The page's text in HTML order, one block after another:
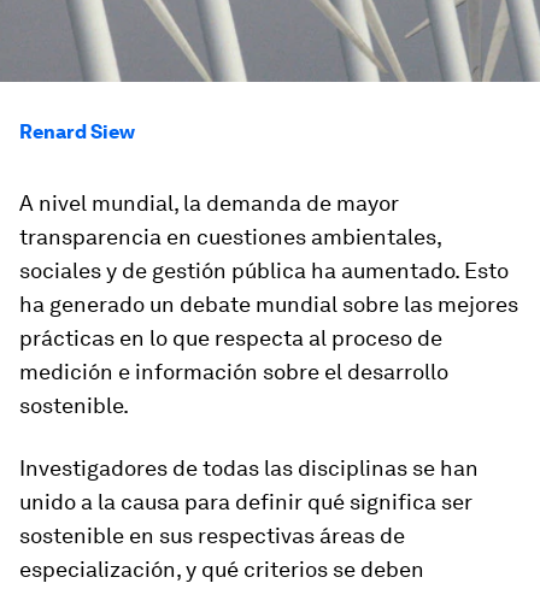
Renard Siew
A nivel mundial, la demanda de mayor
transparencia en cuestiones ambientales,
sociales y de gestión pública ha aumentado. Esto
ha generado un debate mundial sobre las mejores
prácticas en lo que respecta al proceso de
medición e información sobre el desarrollo
sostenible.
Investigadores de todas las disciplinas se han
unido a la causa para definir qué significa ser
sostenible en sus respectivas áreas de
especialización, y qué criterios se deben